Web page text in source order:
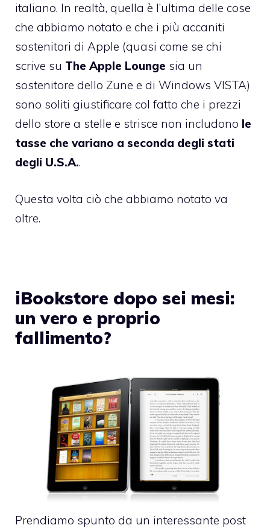
italiano. In realtà, quella è l’ultima delle cose
che abbiamo notato e che i più accaniti
sostenitori di Apple (quasi come se chi
scrive su The Apple Lounge sia un
sostenitore dello Zune e di Windows VISTA)
sono soliti giustificare col fatto che i prezzi
dello store a stelle e strisce non includono le
tasse che variano a seconda degli stati
degli U.S.A..
Questa volta ciò che abbiamo notato va
oltre.
iBookstore dopo sei mesi:
un vero e proprio
fallimento?
Prendiamo spunto da un interessante post